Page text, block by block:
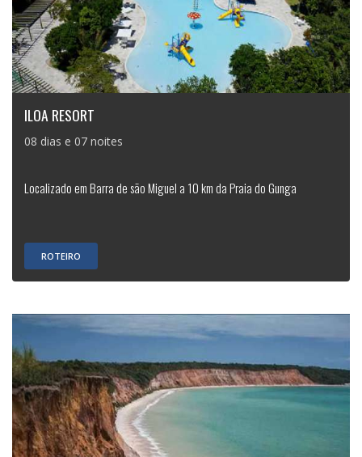
ILOA RESORT
08 dias e 07 noites
Localizado em Barra de são Miguel a 10 km da Praia do Gunga
ROTEIRO